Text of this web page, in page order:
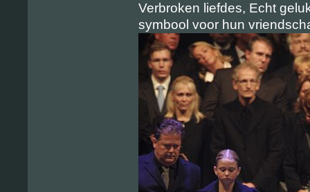
Verbroken liefdes, Echt
symbool voor hun